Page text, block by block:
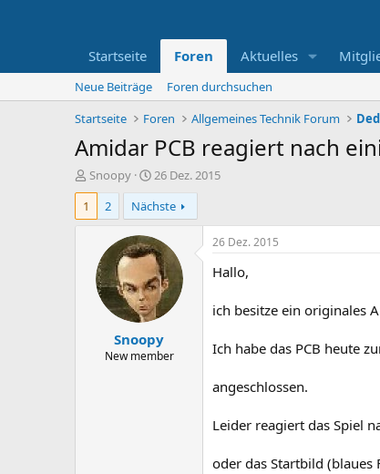
Startseite Foren Aktuelles
Neue Beiträge
Foren durchsuchen
Startseite
Foren Allgemeines Technik Forum
Amidar PCB reagiert nach
E
r
t
Snoopy
E
r
s
t
e
l
l
t
a
m
26 Dez. 2015
1
2 Nächste
Snoopy
New member
26 Dez. 2015
Hallo,
ich besitze ein originales
Ich habe das PCB heute
angeschlossen.
Leider reagiert das Spiel
oder das Startbild (blaues